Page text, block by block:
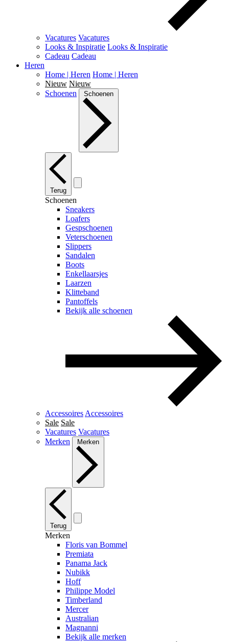
Vacatures Vacatures
Looks & Inspiratie Looks & Inspiratie
Cadeau Cadeau
Heren
Home | Heren Home | Heren
Nieuw Nieuw
Schoenen
Schoenen
Terug
Schoenen
Sneakers
Loafers
Gespschoenen
Veterschoenen
Slippers
Sandalen
Boots
Enkellaarsjes
Laarzen
Klitteband
Pantoffels
Bekijk alle schoenen
Accessoires Accessoires
Sale Sale
Vacatures Vacatures
Merken
Merken
Terug
Merken
Floris van Bommel
Premiata
Panama Jack
Nubikk
Hoff
Philippe Model
Timberland
Mercer
Australian
Magnanni
Bekijk alle merken